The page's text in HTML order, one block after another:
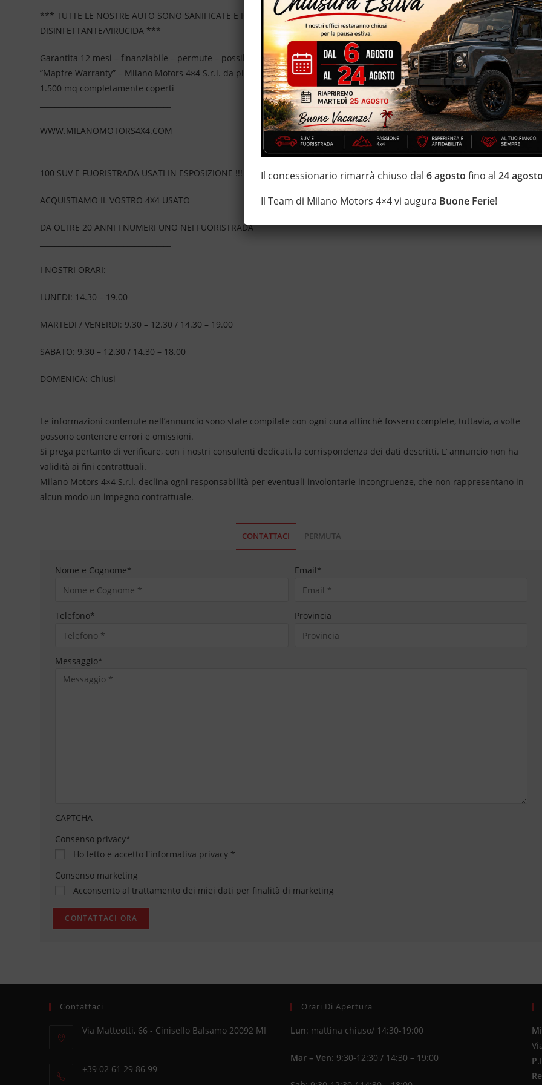
*** TUTTE LE NOSTRE AUTO SONO SANIFICATE E IGIENIZZATE CON TRATTAMENTI DI VAPORE, OZONO E
DISINFETTANTE/VIRUCIDA ***
Garantita 12 mesi – finanziabile – permute – possibilità di estensione della garanzia con i leader del mercato ”Opteven” e
”Mapfre Warranty” – Milano Motors 4×4 S.r.l. da più di 20 anni Numeri Uno Nei Fuoristrada con un’ esposizione da più di
1.500 mq completamente coperti
WWW.MILANOMOTORS4X4.COM
100 SUV E FUORISTRADA USATI IN ESPOSIZIONE !!!
ACQUISTIAMO IL VOSTRO 4X4 USATO
DA OLTRE 20 ANNI I NUMERI UNO NEI FUORISTRADA
I NOSTRI ORARI:
LUNEDI: 14.30 – 19.00
MARTEDI / VENERDI: 9.30 – 12.30 / 14.30 – 19.00
SABATO: 9.30 – 12.30 / 14.30 – 18.00
DOMENICA: Chiusi
Le informazioni contenute nell’annuncio sono state compilate con ogni cura affinché fossero complete, tuttavia, a volte
possono contenere errori e omissioni.
Si prega pertanto di verificare, con i nostri consulenti dedicati, la corrispondenza dei dati descritti. L’ annuncio non ha
validità ai fini contrattuali.
Milano Motors 4×4 S.r.l. declina ogni responsabilità per eventuali involontarie incongruenze, che non rappresentano in
alcun modo un impegno contrattuale.
CONTATTACI PERMUTA
Nome e Cognome* Email*
Telefono* Provincia
Messaggio*
CAPTCHA
Consenso privacy*
Ho letto e accetto l'informativa privacy *
Consenso marketing
Acconsento al trattamento dei miei dati per finalità di marketing
Contattaci
Via Matteotti, 66 - Cinisello Balsamo 20092 MI
a
+39 02 61 29 86 99
Orari Di Apertura
Lun: mattina chiuso/ 14:30-19:00
Mar – Ven: 9:30-12:30 / 14:30 – 19:00
Il concessionario rimarrà chiuso dal6 agosto fino al24
Il Team di Milano Motors 4×4 vi augura Buone Ferie!